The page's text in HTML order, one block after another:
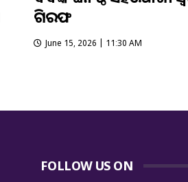
ଗିରଫ
June 15, 2026 | 11:30 AM
FOLLOW US ON